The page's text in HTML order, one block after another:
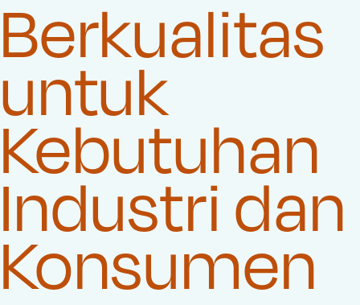
Berkualitas
untuk
Kebutuhan
Industri dan
Konsumen